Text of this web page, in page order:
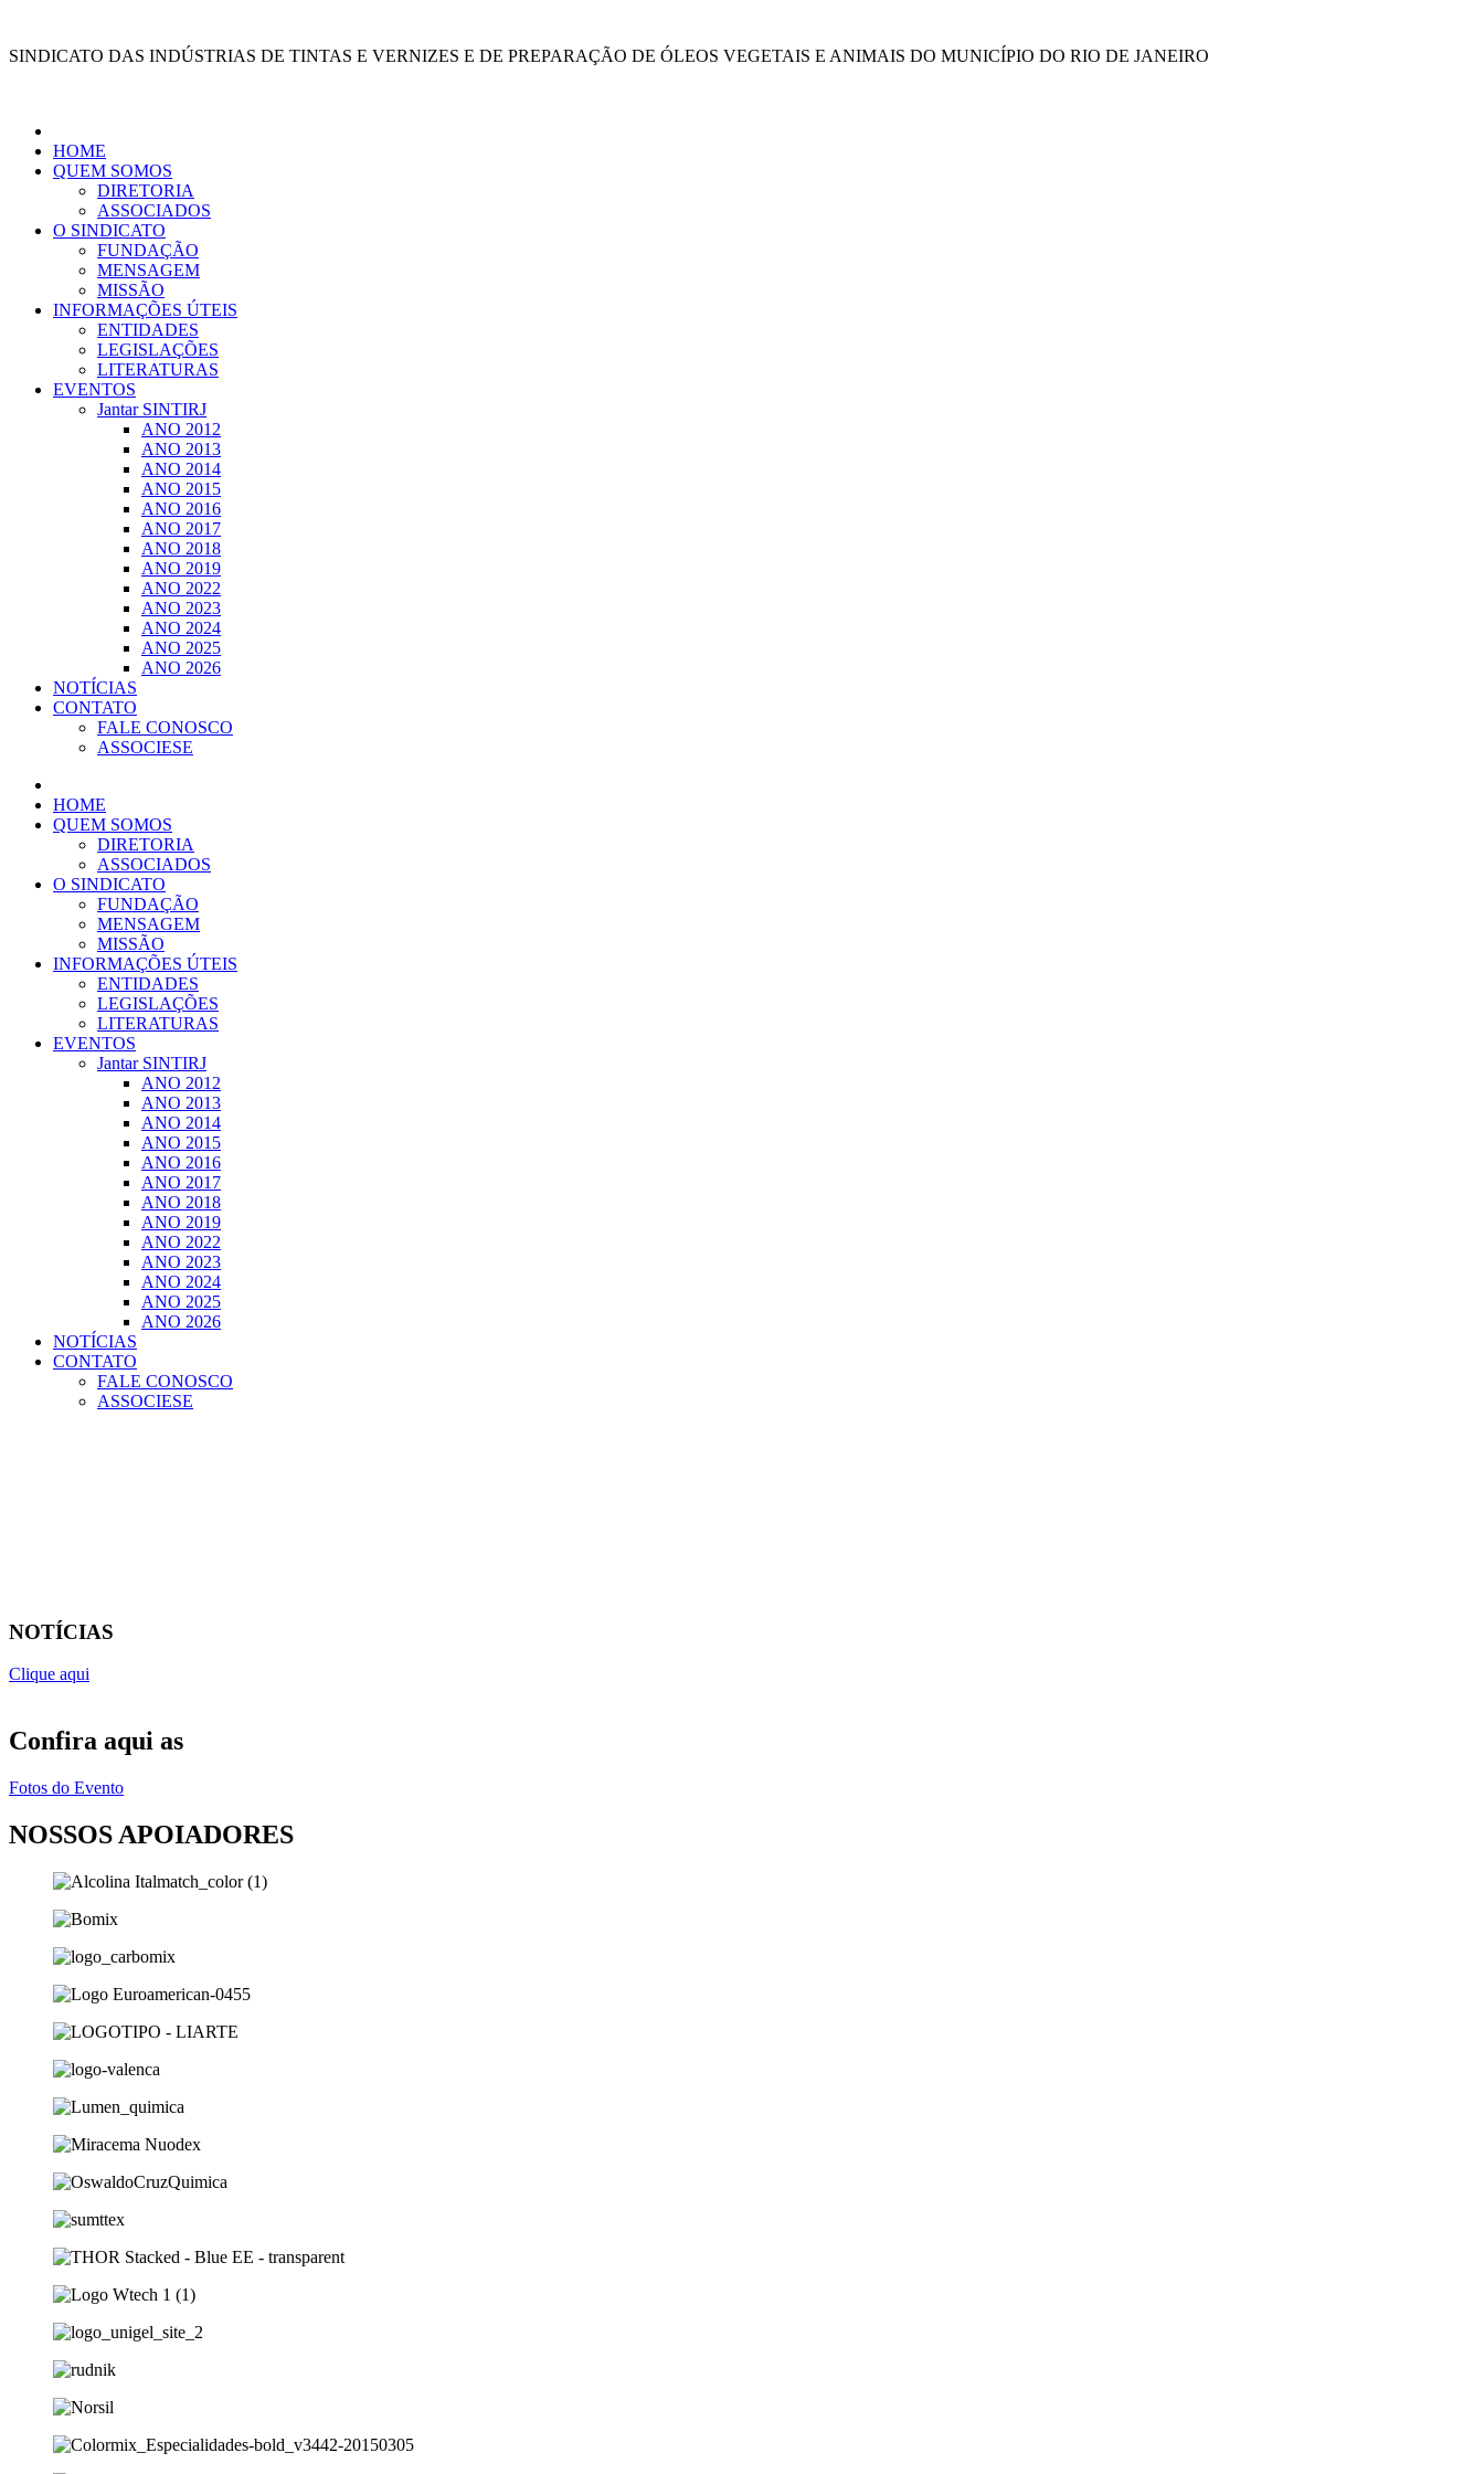
o
SINDICATO DAS INDÚSTRIAS DE TINTAS E VERNIZES E DE PREPARAÇÃO DE ÓLEOS VEGETAIS E ANIMAIS DO MUNICÍPIO DO RIO DE JANEIRO
HOME
QUEM SOMOS
DIRETORIA
ASSOCIADOS
O SINDICATO
FUNDAÇÃO
MENSAGEM
MISSÃO
INFORMAÇÕES ÚTEIS
ENTIDADES
LEGISLAÇÕES
LITERATURAS
EVENTOS
Jantar SINTIRJ
ANO 2012
ANO 2013
ANO 2014
ANO 2015
ANO 2016
ANO 2017
ANO 2018
ANO 2019
ANO 2022
ANO 2023
ANO 2024
ANO 2025
ANO 2026
NOTÍCIAS
CONTATO
FALE CONOSCO
ASSOCIESE
HOME
QUEM SOMOS
DIRETORIA
ASSOCIADOS
O SINDICATO
FUNDAÇÃO
MENSAGEM
MISSÃO
INFORMAÇÕES ÚTEIS
ENTIDADES
LEGISLAÇÕES
LITERATURAS
EVENTOS
Jantar SINTIRJ
ANO 2012
ANO 2013
ANO 2014
ANO 2015
ANO 2016
ANO 2017
ANO 2018
ANO 2019
ANO 2022
ANO 2023
ANO 2024
ANO 2025
ANO 2026
NOTÍCIAS
CONTATO
FALE CONOSCO
ASSOCIESE
NOTÍCIAS
Clique aqui
Confira aqui as
Fotos do Evento
NOSSOS APOIADORES